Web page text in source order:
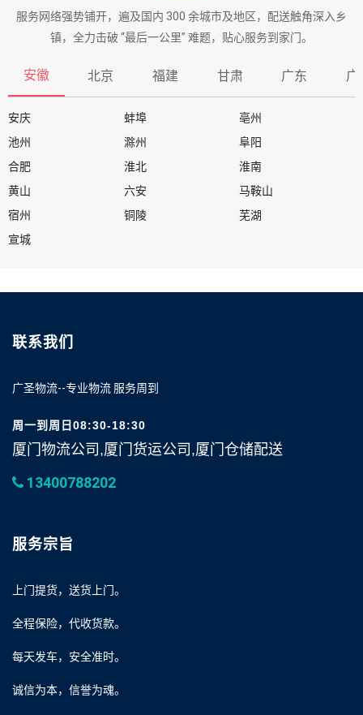
服务网络强势铺开，遍及国内 300 余城市及地区，配送触角深入乡
镇，全力击破 “最后一公里” 难题，贴心服务到家门。
安徽 北京 福建 甘肃 广东 广
安庆 蚌埠
亳州
池州
滁州
阜阳
合肥
淮北
淮南
黄山
六安
马鞍山
宿州
铜陵
芜湖
宣城
联系我们
广圣物流--专业物流 服务周到
周一到周日08:30-18:30
厦门物流公司,厦门货运公司,厦门仓储配送
13400788202
服务宗旨
上门提货，送货上门。
全程保险，代收货款。
每天发车，安全准时。
诚信为本，信誉为魂。